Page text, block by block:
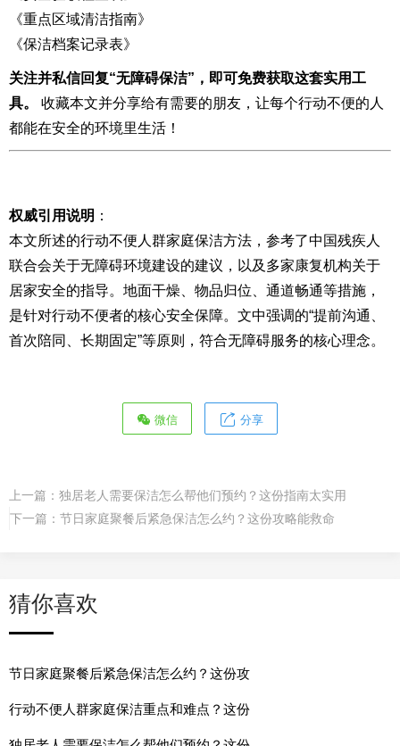
《重点区域清洁指南》
《保洁档案记录表》
关注并私信回复“无障碍保洁”，即可免费获取这套实用工
具。
收藏本文并分享给有需要的朋友，让每个行动不便的人
都能在安全的环境里生活！
权威引用说明 ：
本文所述的行动不便人群家庭保洁方法，参考了中国残疾人
联合会关于无障碍环境建设的建议，以及多家康复机构关于
居家安全的指导。地面干燥、物品归位、通道畅通等措施，
是针对行动不便者的核心安全保障。文中强调的“提前沟通、
首次陪同、长期固定”等原则，符合无障碍服务的核心理念。
微信 分享
上一篇： 独居老人需要保洁怎么帮他们预约？这份指南太实用
下一篇： 节日家庭聚餐后紧急保洁怎么约？这份攻略能救命
猜你喜欢
节日家庭聚餐后紧急保洁怎么约？这份攻
行动不便人群家庭保洁重点和难点？这份